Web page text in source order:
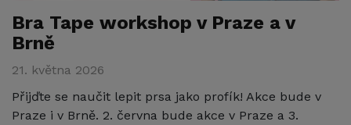
Bra Tape workshop v Praze a v
Brně
21. května 2026
Přijďte se naučit lepit prsa jako profík! Akce bude v
Praze i v Brně. 2. června bude akce v Praze a 3.